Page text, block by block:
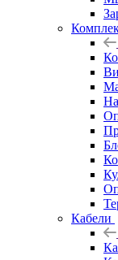
Кабели